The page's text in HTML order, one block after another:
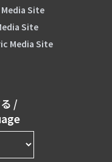
Media Site
Site
Media Site
/